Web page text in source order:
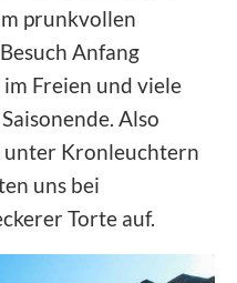
prunkvollen
Anfang
Freien und viele
Also
unter Kronleuchtern
uns bei
Torte auf.